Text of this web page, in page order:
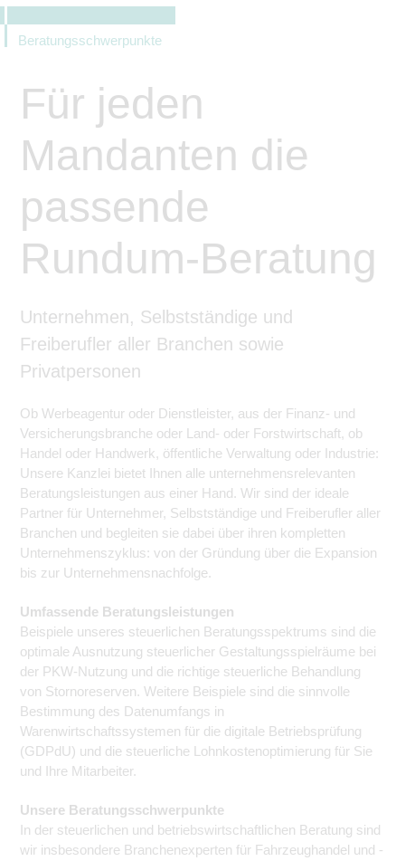
Beratungsschwerpunkte
Für jeden
Mandanten die
passende
Rundum-Beratung
Unternehmen, Selbstständige und
Freiberufler aller Branchen sowie
Privatpersonen
Ob Werbeagentur oder Dienstleister, aus der Finanz- und
Versicherungsbranche oder Land- oder Forstwirtschaft, ob
Handel oder Handwerk, öffentliche Verwaltung oder Industrie:
Unsere Kanzlei bietet Ihnen alle unternehmensrelevanten
Beratungsleistungen aus einer Hand. Wir sind der ideale
Partner für Unternehmer, Selbstständige und Freiberufler aller
Branchen und begleiten sie dabei über ihren kompletten
Unternehmenszyklus: von der Gründung über die Expansion
bis zur Unternehmensnachfolge.
Umfassende Beratungsleistungen
Beispiele unseres steuerlichen Beratungsspektrums sind die
optimale Ausnutzung steuerlicher Gestaltungsspielräume bei
der PKW-Nutzung und die richtige steuerliche Behandlung
von Stornoreserven. Weitere Beispiele sind die sinnvolle
Bestimmung des Datenumfangs in
Warenwirtschaftssystemen für die digitale Betriebsprüfung
(GDPdU) und die steuerliche Lohnkostenoptimierung für Sie
und Ihre Mitarbeiter.
Unsere Beratungsschwerpunkte
In der steuerlichen und betriebswirtschaftlichen Beratung sind
wir insbesondere Branchenexperten für Fahrzeughandel und -
können.